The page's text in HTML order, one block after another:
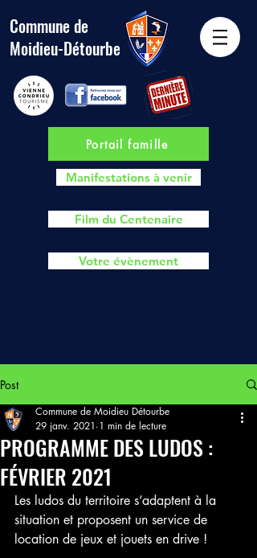
Commune de
Moidieu-Détourbe
Portail famille
Manifestations à venir
Film du Centenaire
Votre évènement
Post
PROGRAMME DES LUDOS :
FÉVRIER 2021
Commune de Moidieu Détourbe
29 janv. 2021 1 min de lecture
Les ludos du territoire s’adaptent à la
situation et proposent un service de
location de jeux et jouets en drive !